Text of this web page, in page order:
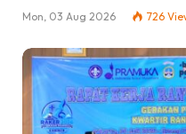
Mon, 03 Aug 2026 726